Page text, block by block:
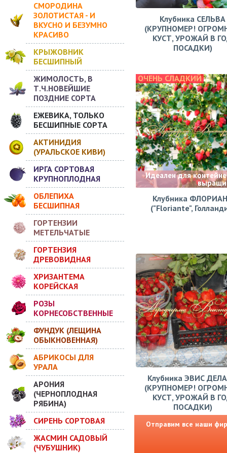
СМОРОДИНА
ЗОЛОТИСТАЯ - И
ВКУСНО И БЕЗУМНО
КРАСИВО
КРЫЖОВНИК
БЕСШИПНЫЙ
ЖИМОЛОСТЬ, В
Т.Ч.НОВЕЙШИЕ
ПОЗДНИЕ СОРТА
ЕЖЕВИКА, ТОЛЬКО
БЕСШИПНЫЕ СОРТА
АКТИНИДИЯ
(УРАЛЬСКОЕ КИВИ)
ИРГА СОРТОВАЯ
КРУПНОПЛОДНАЯ
ОБЛЕПИХА
БЕСШИПНАЯ
ГОРТЕНЗИИ
МЕТЕЛЬЧАТЫЕ
ГОРТЕНЗИЯ
ДРЕВОВИДНАЯ
ХРИЗАНТЕМА
КОРЕЙСКАЯ
РОЗЫ
КОРНЕСОБСТВЕННЫЕ
ФУНДУК (ЛЕЩИНА
ОБЫКНОВЕННАЯ)
АБРИКОСЫ ДЛЯ
УРАЛА
АРОНИЯ
(ЧЕРНОПЛОДНАЯ
РЯБИНА)
СИРЕНЬ СОРТОВАЯ
ЖАСМИН САДОВЫЙ
(ЧУБУШНИК)
Клубника СЕЛЬВА
(КРУПНОМЕР!
КУСТ, УРОЖАЙ В
ПОСАДКИ)
ОЧЕНЬ СЛАДКИЙ
Идеален для
Клубника
("Floriante",
Клубника ЭВИС
(КРУПНОМЕР!
КУСТ, УРОЖАЙ В
ПОСАДКИ)
Отправим все наши